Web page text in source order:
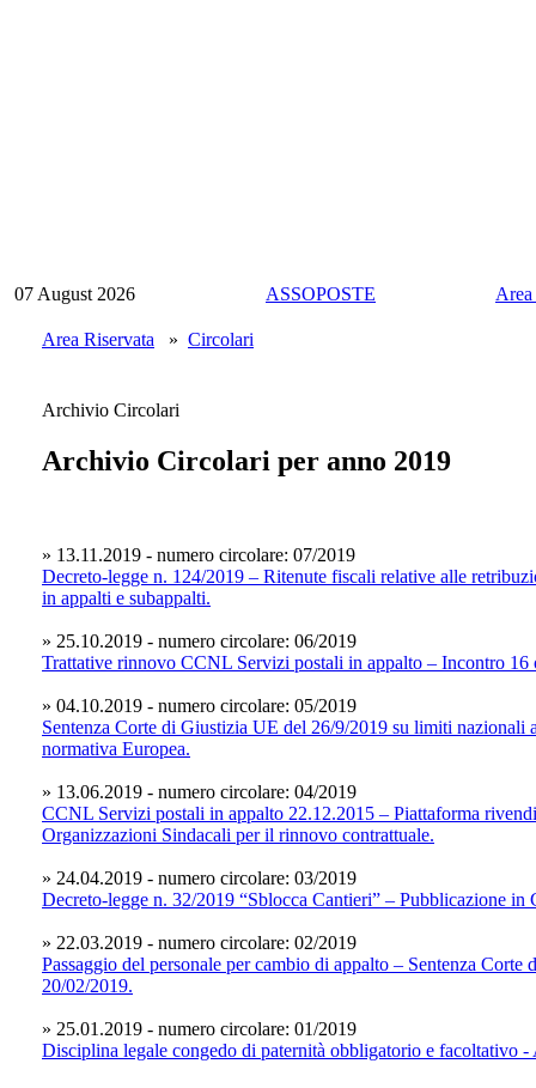
07 August 2026 ASSOPOSTE
Area Riservata » Circolari
Archivio Circolari
Archivio Circolari per anno 2019
» 13.11.2019 - numero circolare: 07/2019
Decreto-legge n. 124/2019 – Ritenute fiscali relative alle
in appalti e subappalti.
» 25.10.2019 - numero circolare: 06/2019
Trattative rinnovo CCNL Servizi postali in appalto – Incontro 16
» 04.10.2019 - numero circolare: 05/2019
Sentenza Corte di Giustizia UE del 26/9/2019 su limiti nazionali
normativa Europea.
» 13.06.2019 - numero circolare: 04/2019
CCNL Servizi postali in appalto 22.12.2015 – Piattaforma
Organizzazioni Sindacali per il rinnovo contrattuale.
» 24.04.2019 - numero circolare: 03/2019
Decreto-legge n. 32/2019 “Sblocca Cantieri” – Pubblicazione in
» 22.03.2019 - numero circolare: 02/2019
Passaggio del personale per cambio di appalto – Sentenza Corte
20/02/2019.
» 25.01.2019 - numero circolare: 01/2019
Disciplina legale congedo di paternità obbligatorio e facoltativo -